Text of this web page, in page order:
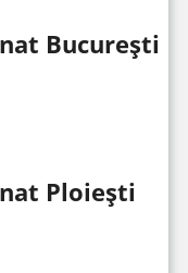
București
Ploiești